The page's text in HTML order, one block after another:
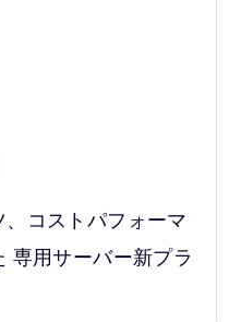
コストパフォーマ
専用サーバー新プラ